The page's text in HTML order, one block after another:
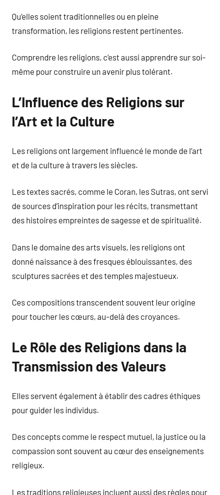
Qu’elles soient traditionnelles ou en pleine
transformation, les religions restent pertinentes.
Comprendre les religions, c’est aussi apprendre sur soi-
même pour construire un avenir plus tolérant.
L’Influence des Religions sur
l’Art et la Culture
Les religions ont largement influencé le monde de l’art
et de la culture à travers les siècles.
Les textes sacrés, comme le Coran, les Sutras, ont servi
de sources d’inspiration pour les récits, transmettant
des histoires empreintes de sagesse et de spiritualité.
Dans le domaine des arts visuels, les religions ont
donné naissance à des fresques éblouissantes, des
sculptures sacrées et des temples majestueux.
Ces compositions transcendent souvent leur origine
pour toucher les cœurs, au-delà des croyances.
Le Rôle des Religions dans la
Transmission des Valeurs
Elles servent également à établir des cadres éthiques
pour guider les individus.
Des concepts comme le respect mutuel, la justice ou la
compassion sont souvent au cœur des enseignements
religieux.
Les traditions religieuses incluent aussi des règles pour